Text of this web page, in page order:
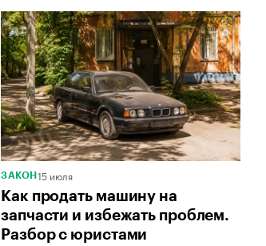
ЗАКОН 15 июля
Как продать машину на
запчасти и избежать проблем.
Разбор с юристами